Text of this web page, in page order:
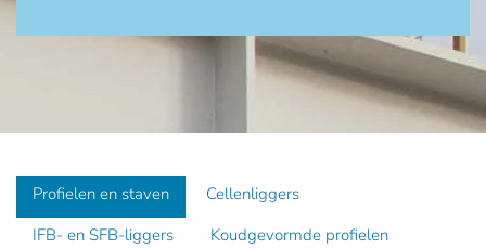
Profielen en staven
Cellenliggers
IFB- en SFB-liggers
Koudgevormde profielen